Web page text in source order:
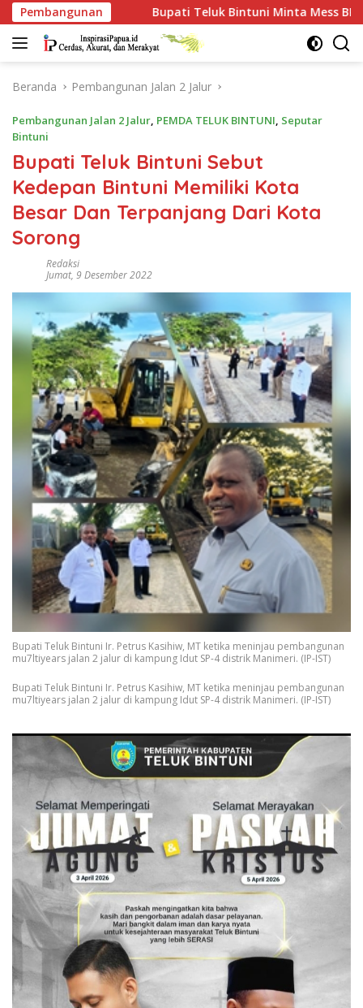
Langsung
ke
konten
Pembangunan
Bupati Teluk Bintuni Minta Mess BP Tangguh Ditutup,
Beranda Pembangunan Jalan 2 Jalur
Pembangunan Jalan 2 Jalur, PEMDA TELUK BINTUNI, Seputar
Bintuni
Bupati Teluk Bintuni Sebut
Kedepan Bintuni Memiliki Kota
Besar Dan Terpanjang Dari Kota
Sorong
Redaksi
Jumat, 9 Desember 2022
Bupati Teluk Bintuni Ir. Petrus Kasihiw, MT ketika meninjau pembangunan
mu7ltiyears jalan 2 jalur di kampung Idut SP-4 distrik Manimeri. (IP-IST)
Bupati Teluk Bintuni Ir. Petrus Kasihiw, MT ketika meninjau pembangunan
mu7ltiyears jalan 2 jalur di kampung Idut SP-4 distrik Manimeri. (IP-IST)